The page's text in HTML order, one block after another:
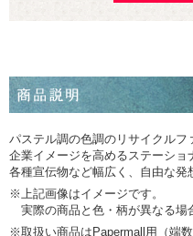
パステル調の色調のリサイクルフ
企業イメージを高めるステーショ
各種宣伝物など幅広く、自由な発
※上記画像はイメージです。
実際の商品と色・柄が異なる場
※取扱い商品はPapermall用（端